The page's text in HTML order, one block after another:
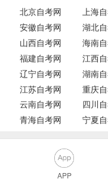
北京自考网 上海
安徽自考网
湖北
山西自考网
海南
福建自考网
江西
辽宁自考网
湖南
江苏自考网
重庆
云南自考网
四川
青海自考网
宁夏
APP